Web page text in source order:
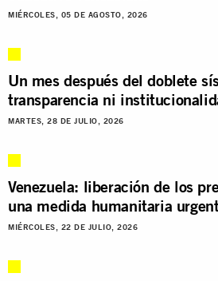
MIÉRCOLES, 05 DE AGOSTO, 2026
Un mes después del doblete
transparencia ni
MARTES, 28 DE JULIO, 2026
Venezuela: liberación de los
una medida humanitaria
MIÉRCOLES, 22 DE JULIO, 2026